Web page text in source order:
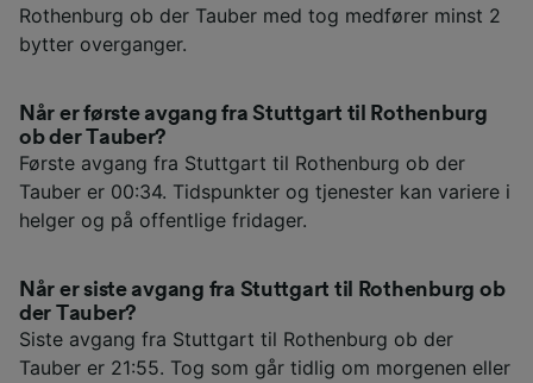
Rothenburg ob der Tauber med tog medfører minst 2
bytter overganger.
Når er første avgang fra Stuttgart til Rothenburg
ob der Tauber?
Første avgang fra Stuttgart til Rothenburg ob der
Tauber er 00:34. Tidspunkter og tjenester kan variere i
helger og på offentlige fridager.
Når er siste avgang fra Stuttgart til Rothenburg ob
der Tauber?
Siste avgang fra Stuttgart til Rothenburg ob der
Tauber er 21:55. Tog som går tidlig om morgenen eller